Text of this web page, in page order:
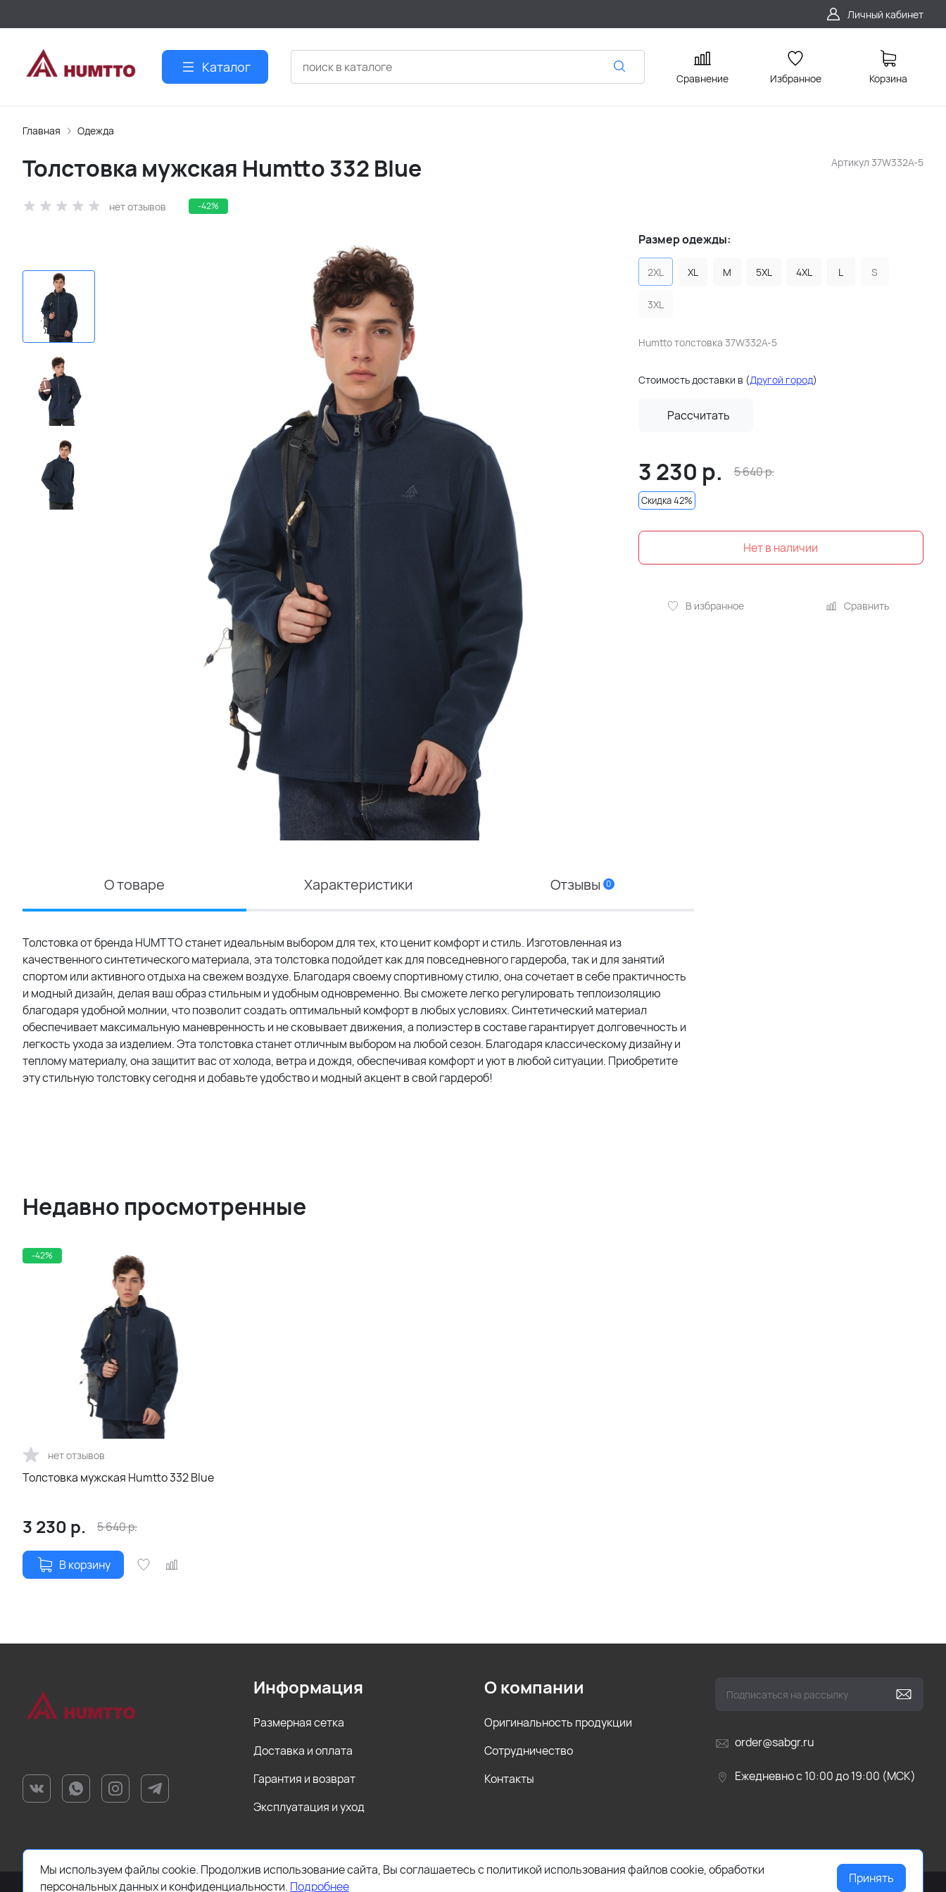
Личный кабинет
Каталог
Сравнение Избранное Корзина
Главная Одежда
Артикул 37W332A-5
Толстовка мужская Humtto 332 Blue
нет отзывов -42%
Размер одежды:
2XL XL M 5XL 4XL L S
3XL
Humtto толстовка 37W332A-5
Стоимость доставки в (Другой город)
Рассчитать
3 230 р. 5 640р.
Скидка 42%
Нет в наличии
В избранное Сравнить
О товаре Характеристики Отзывы 0
Толстовка от бренда HUMTTO станет идеальным выбором для тех, кто ценит комфорт и стиль. Изготовленная из
качественного синтетического материала, эта толстовка подойдет как для повседневного гардероба, так и для занятий
спортом или активного отдыха на свежем воздухе. Благодаря своему спортивному стилю, она сочетает в себе практичность
и модный дизайн, делая ваш образ стильным и удобным одновременно. Вы сможете легко регулировать теплоизоляцию
благодаря удобной молнии, что позволит создать оптимальный комфорт в любых условиях. Синтетический материал
обеспечивает максимальную маневренность и не сковывает движения, а полиэстер в составе гарантирует долговечность и
легкость ухода за изделием. Эта толстовка станет отличным выбором на любой сезон. Благодаря классическому дизайну и
теплому материалу, она защитит вас от холода, ветра и дождя, обеспечивая комфорт и уют в любой ситуации. Приобретите
эту стильную толстовку сегодня и добавьте удобство и модный акцент в свой гардероб!
Недавно просмотренные
-42%
нет отзывов
Толстовка мужская Humtto 332 Blue
3 230 р. 5 640р.
В корзину
order@sabgr.ru
Ежедневно с 10:00 до 19:00 (МСК)
Информация
Размерная сетка
Доставка и оплата
Гарантия и возврат
Эксплуатация и уход
О компании
Оригинальность продукции
Сотрудничество
Контакты
Мы используем файлы cookie. Продолжив использование сайта, Вы соглашаетесь с политикой использования файлов cookie, обработки
персональных данных и конфиденциальности. Подробнее
Принять